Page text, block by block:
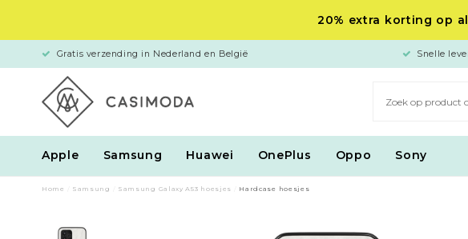
20% extra korting op
Gratis verzending in Nederland en België Snelle
Apple Samsung Huawei OnePlus Oppo Sony
Home Samsung Samsung Galaxy A53 hoesjes Hardcase hoesjes